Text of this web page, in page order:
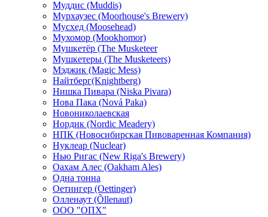
Муддис (Muddis)
Мурхаузес (Moorhouse's Brewery)
Мусхед (Moosehead)
Мухомор (Mookhomor)
Мушкетёр (The Musketeer
Мушкетеры (The Musketeers)
Мэджик (Magic Mess)
Найтберг(Knightberg)
Нишка Пивара (Niska Pivara)
Нова Пака (Nová Paka)
Новониколаевская
Нордик (Nordic Meadery)
НПК (Новосибирская Пивоваренная Компания)
Нуклеар (Nuclear)
Нью Ригас (New Riga's Brewery)
Оахам Алес (Oakham Ales)
Одна тонна
Оетингер (Oettinger)
Олленаут (Õllenaut)
ООО "ОПХ"